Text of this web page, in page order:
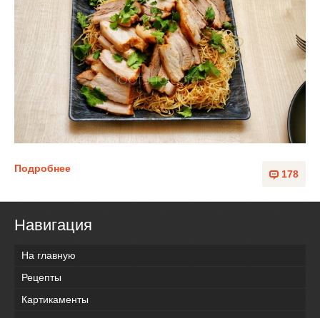
178
Подробнее
Навигация
На главную
Рецепты
Картикаменты